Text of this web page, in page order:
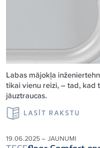
Labas mājokļa
tikai vienu reizi, – tad, kad
jāuztraucas.
LASĪT RAKSTU
19.06.2025 – JAUNUMI